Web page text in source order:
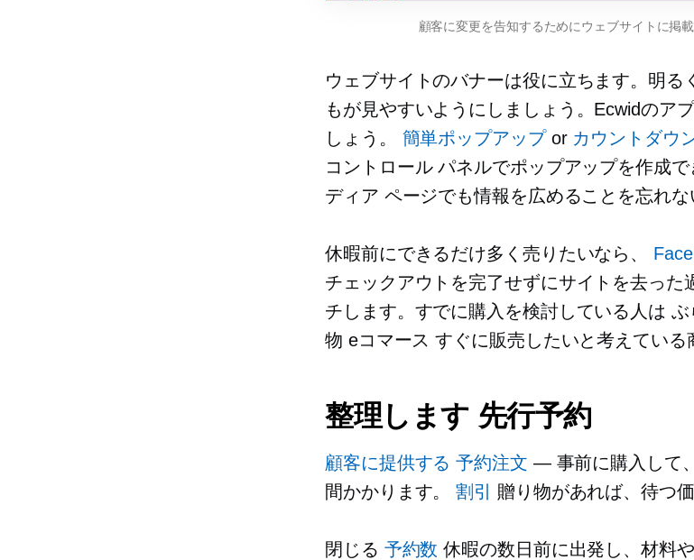
顧客に変更を告知するためにウェブサイトに掲
ウェブサイトのバナーは役に立ちます。明る
もが見やすいようにしましょう。Ecwidのア
しょう。 簡単ポップアップor カウントダウ
コントロール パネルでポップアップを作成
ディア ページでも情報を広めることを忘れな
休暇前にできるだけ多く売りたいなら、
チェックアウトを完了せずにサイトを去った
チします。すでに購入を検討している人は ぶ
物 eコマース すぐに販売したいと考えている
整理します 先行予約
顧客に提供する予約注文 — 事前に購入して
間かかります。割引 贈り物があれば、待つ
閉じる 予約数 休暇の数日前に出発し、材料